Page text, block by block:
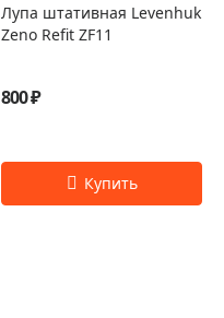
Лупа штативная Levenhuk
Zeno Refit ZF11
800 ₽